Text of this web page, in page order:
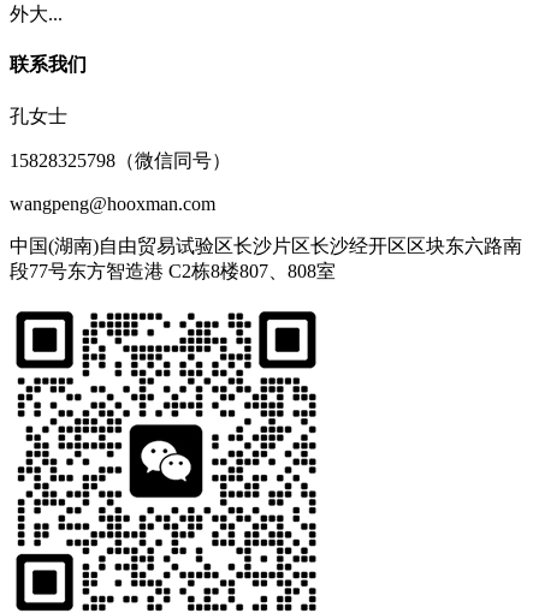
外大...
联系我们
孔女士
15828325798（微信同号）
wangpeng@hooxman.com
中国(湖南)自由贸易试验区长沙片区长沙经开区区块东六路南
段77号东方智造港 C2栋8楼807、808室